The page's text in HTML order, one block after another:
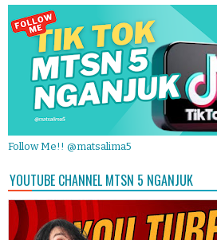
Follow Me!! @matsalima5
YOUTUBE CHANNEL MTSN 5 NGANJUK